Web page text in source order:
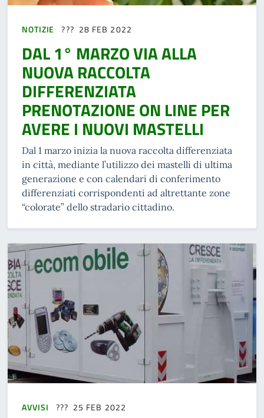
NOTIZIE 28 FEB 2022
DAL 1° MARZO VIA ALLA
NUOVA RACCOLTA
DIFFERENZIATA
PRENOTAZIONE ON LINE PER
AVERE I NUOVI MASTELLI
Dal 1 marzo inizia la nuova raccolta differenziata
in città, mediante l’utilizzo dei mastelli di ultima
generazione e con calendari di conferimento
differenziati corrispondenti ad altrettante zone
“colorate” dello stradario cittadino.
AVVISI 25 FEB 2022